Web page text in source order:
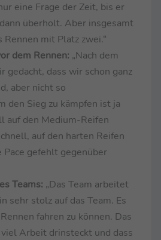
eine Frage der Zeit, bis er
überholt. Aber insgesamt
mit Platz zwei.“
dem Rennen: „Nach dem
gedacht, dass wir schon ganz
aber nicht so
den Sieg zu kämpfen ist ja
auf den Medium-Reifen
auf den harten Reifen
Pace gefehlt gegenüber
Teams: „Das Team arbeitet
sehr stolz auf das Team. Es
fahren zu können. Das
Arbeit drinsteckt und dass